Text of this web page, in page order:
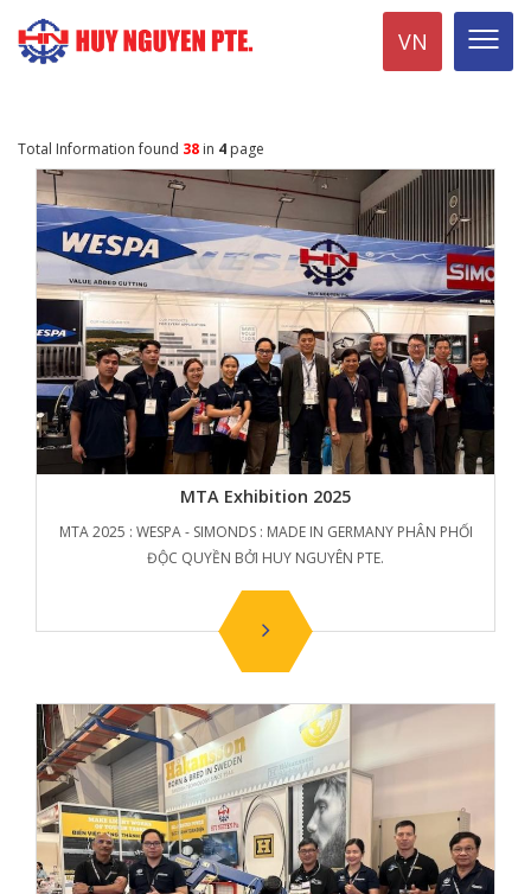
VN
Total Information found 38 in 4 page
MTA Exhibition 2025
MTA 2025 : WESPA - SIMONDS : MADE IN GERMANY PHÂN PHỐI
ĐỘC QUYỀN BỞI HUY NGUYÊN PTE.